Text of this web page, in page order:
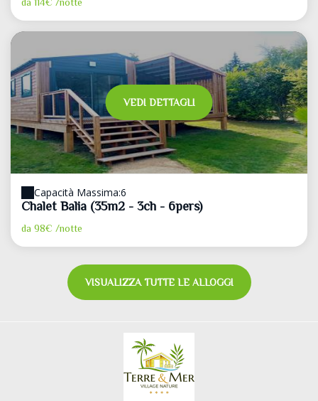
VEDI DETTAGLI
Capacità Massima:6
Chalet Balia (35m2 - 3ch - 6pers)
da 98€ /notte
VISUALIZZA TUTTE LE ALLOGGI